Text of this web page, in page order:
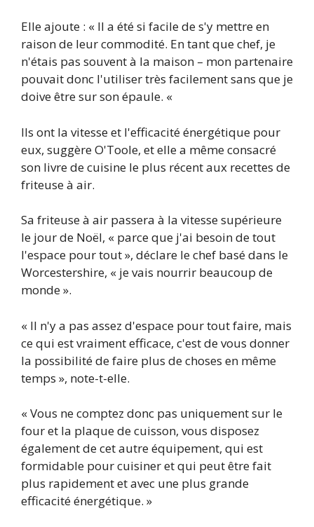
Elle ajoute : « Il a été si facile de s'y mettre en
raison de leur commodité. En tant que chef, je
n'étais pas souvent à la maison – mon partenaire
pouvait donc l'utiliser très facilement sans que je
doive être sur son épaule. «
Ils ont la vitesse et l'efficacité énergétique pour
eux, suggère O'Toole, et elle a même consacré
son livre de cuisine le plus récent aux recettes de
friteuse à air.
Sa friteuse à air passera à la vitesse supérieure
le jour de Noël, « parce que j'ai besoin de tout
l'espace pour tout », déclare le chef basé dans le
Worcestershire, « je vais nourrir beaucoup de
monde ».
« Il n'y a pas assez d'espace pour tout faire, mais
ce qui est vraiment efficace, c'est de vous donner
la possibilité de faire plus de choses en même
temps », note-t-elle.
« Vous ne comptez donc pas uniquement sur le
four et la plaque de cuisson, vous disposez
également de cet autre équipement, qui est
formidable pour cuisiner et qui peut être fait
plus rapidement et avec une plus grande
efficacité énergétique. »